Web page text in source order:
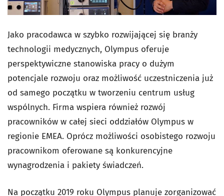
Jako pracodawca w szybko rozwijającej się branży
technologii medycznych, Olympus oferuje
perspektywiczne stanowiska pracy o dużym
potencjale rozwoju oraz możliwość uczestniczenia już
od samego początku w tworzeniu centrum usług
wspólnych. Firma wspiera również rozwój
pracowników w całej sieci oddziałów Olympus w
regionie EMEA. Oprócz możliwości osobistego rozwoju
pracownikom oferowane są konkurencyjne
wynagrodzenia i pakiety świadczeń.
Na początku 2019 roku Olympus planuje zorganizować